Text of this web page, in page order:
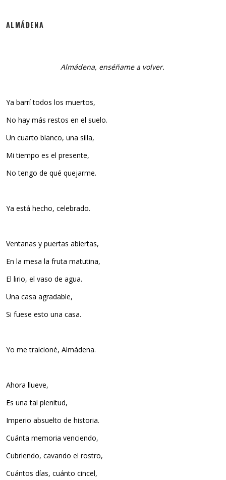
ALMÁDENA
Almádena, enséñame a volver.
Ya barrí todos los muertos,
No hay más restos en el suelo.
Un cuarto blanco, una silla,
Mi tiempo es el presente,
No tengo de qué quejarme.
Ya está hecho, celebrado.
Ventanas y puertas abiertas,
En la mesa la fruta matutina,
El lirio, el vaso de agua.
Una casa agradable,
Si fuese esto una casa.
Yo me traicioné, Almádena.
Ahora llueve,
Es una tal plenitud,
Imperio absuelto de historia.
Cuánta memoria venciendo,
Cubriendo, cavando el rostro,
Cuántos días, cuánto cincel,